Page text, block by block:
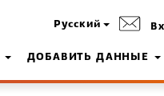
Русский
ДОБАВИТЬ ДАННЫЕ